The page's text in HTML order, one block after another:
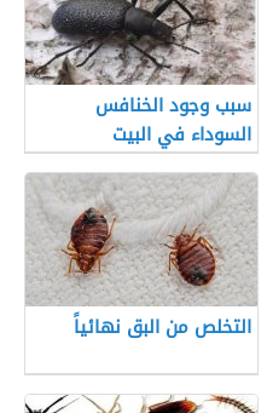
سبب وجود الخنافس
السوداء في البيت
التخلص من البق نهائياً